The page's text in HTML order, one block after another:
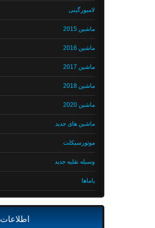
لامبورگینی
ماشین 2015
ماشین 2016
ماشین 2017
ماشین 2018
ماشین 2020
ماشین های جدید
موتورسیکلت
وسیله نقلیه جدید
یاماها
اطلاعات